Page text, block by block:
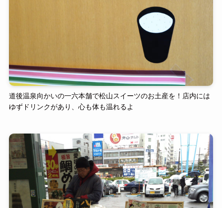
道後温泉向かいの一六本舗で松山スイーツのお土産を！店内には
ゆずドリンクがあり、心も体も温れるよ